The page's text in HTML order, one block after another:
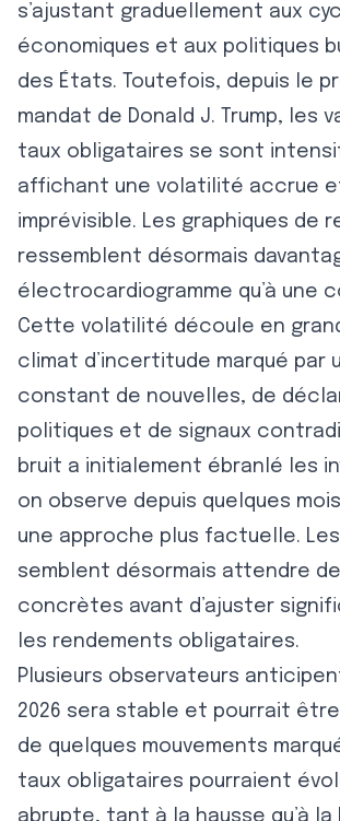
s’ajustant graduellement aux
économiques et aux politiques
des États. Toutefois, depuis le
mandat de Donald J. Trump, les
taux obligataires se sont
affichant une volatilité accrue
imprévisible. Les graphiques de
ressemblent désormais
électrocardiogramme qu’à une
Cette volatilité découle en
climat d’incertitude marqué par
constant de nouvelles, de
politiques et de signaux
bruit a initialement ébranlé les
on observe depuis quelques
une approche plus factuelle.
semblent désormais attendre
concrètes avant d’ajuster
les rendements obligataires.
Plusieurs observateurs
2026 sera stable et pourrait
de quelques mouvements
taux obligataires pourraient
abrupte, tant à la hausse qu’à la